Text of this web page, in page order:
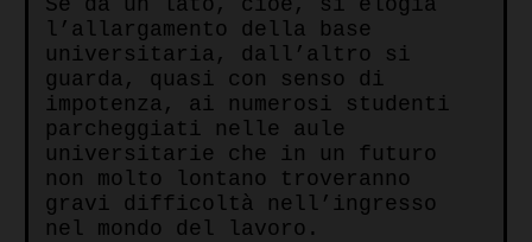
l’allargamento della base
universitaria, dall’altro si
guarda, quasi con senso di
impotenza, ai numerosi studenti
parcheggiati nelle aule
universitarie che in un futuro
non molto lontano troveranno
gravi difficoltà nell’ingresso
nel mondo del lavoro.